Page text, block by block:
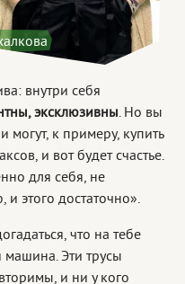
внутри себя
эксклюзивны. Но вы
могут, к примеру, купить
и вот будет счастье.
для себя, не
и этого достаточно».
что на тебе
машина. Эти трусы
и ни у кого